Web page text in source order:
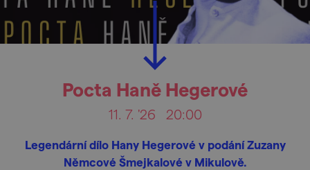
Pocta Haně Hegerové
11. 7. '26 20:00
Legendární dílo Hany Hegerové v podání Zuzany
Němcové Šmejkalové v Mikulově.